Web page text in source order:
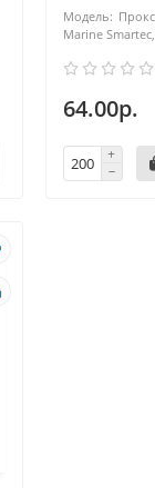
Marine
64.00р.